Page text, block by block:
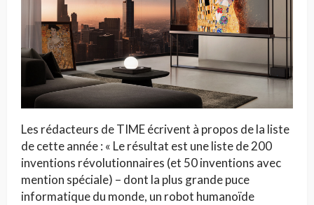
Les rédacteurs de TIME écrivent à propos de la liste
de cette année : « Le résultat est une liste de 200
inventions révolutionnaires (et 50 inventions avec
mention spéciale) – dont la plus grande puce
informatique du monde, un robot humanoïde